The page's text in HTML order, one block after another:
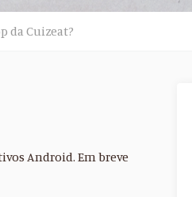
da Cuizeat?
Android. Em breve